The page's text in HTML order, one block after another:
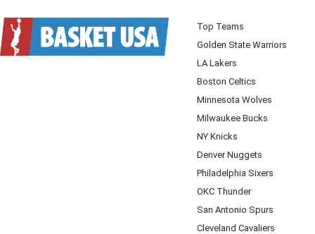
Top Teams
Golden State Warriors
LA Lakers
Boston Celtics
Minnesota Wolves
Milwaukee Bucks
NY Knicks
Denver Nuggets
Philadelphia Sixers
OKC Thunder
San Antonio Spurs
Cleveland Cavaliers